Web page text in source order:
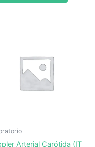
Arterial Carótida (IT